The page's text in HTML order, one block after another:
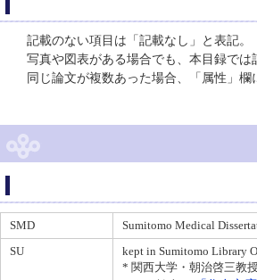
記載のない項目は「記載なし」と表記。
写真や図表がある場合でも、本目録では
同じ論文が複数あった場合、「属性」欄
SMD Sumitomo Medical
SU
kept in Sumitomo Library
* 関西大学・朝治啓三教